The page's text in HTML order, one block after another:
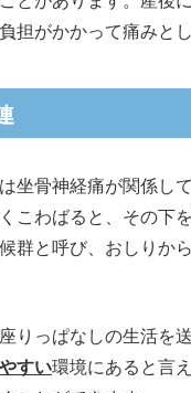
担がかかって痛みと
坐骨神経痛が関係し
こわばると、その下
群と呼び、おしりか
りっぱなしの生活を送
すい環境にあると言